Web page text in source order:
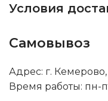
Условия
Самовывоз
Адрес: г. Кемерово,
Время работы: пн-